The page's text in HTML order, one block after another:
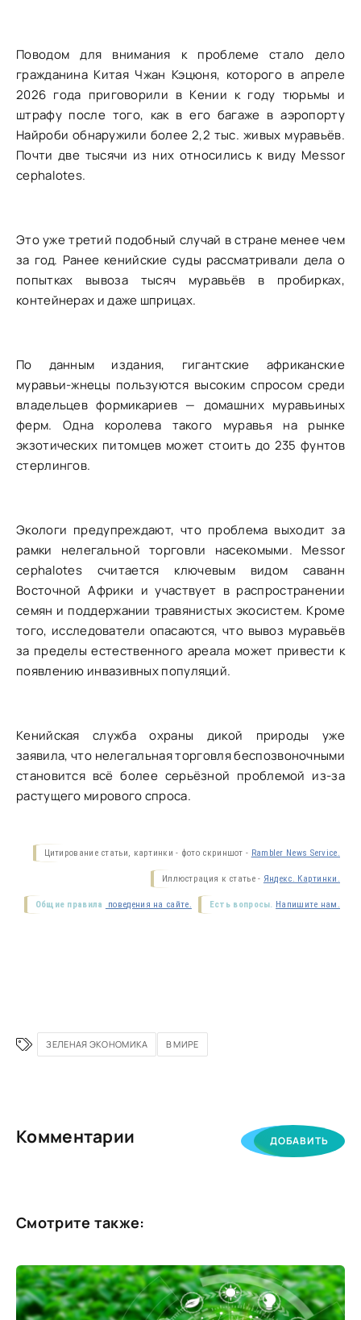
Поводом для внимания к проблеме стало дело
гражданина Китая Чжан Кэцюня, которого в апреле
2026 года приговорили в Кении к году тюрьмы и
штрафу после того, как в его багаже в аэропорту
Найроби обнаружили более 2,2 тыс. живых муравьёв.
Почти две тысячи из них относились к виду Messor
cephalotes.
Это уже третий подобный случай в стране менее чем
за год. Ранее кенийские суды рассматривали дела о
попытках вывоза тысяч муравьёв в пробирках,
контейнерах и даже шприцах.
По данным издания, гигантские африканские
муравьи-жнецы пользуются высоким спросом среди
владельцев формикариев — домашних муравьиных
ферм. Одна королева такого муравья на рынке
экзотических питомцев может стоить до 235 фунтов
стерлингов.
Экологи предупреждают, что проблема выходит за
рамки нелегальной торговли насекомыми. Messor
cephalotes считается ключевым видом саванн
Восточной Африки и участвует в распространении
семян и поддержании травянистых экосистем. Кроме
того, исследователи опасаются, что вывоз муравьёв
за пределы естественного ареала может привести к
появлению инвазивных популяций.
Кенийская служба охраны дикой природы уже
заявила, что нелегальная торговля беспозвоночными
становится всё более серьёзной проблемой из-за
растущего мирового спроса.
Цитирование статьи, картинки - фото скриншот - Rambler News Service.
Иллюстрация к статье - Яндекс. Картинки.
Есть вопросы. Напишите нам.
Общие правила поведения на сайте.
ЗЕЛЕНАЯ ЭКОНОМИКА В МИРЕ
Комментарии ДОБАВИТЬ
Смотрите также: